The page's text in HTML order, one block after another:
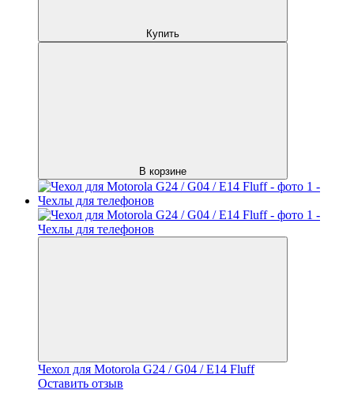
Купить
В корзине
Чехол для Motorola G24 / G04 / E14 Fluff
Оставить отзыв